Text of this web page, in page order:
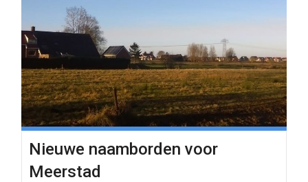
Nieuwe naamborden voor
Meerstad